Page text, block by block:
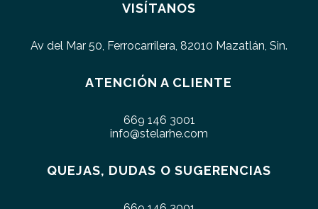
VISÍTANOS
Av del Mar 50, Ferrocarrilera, 82010 Mazatlán, Sin.
ATENCIÓN A CLIENTE
669 146 3001
info@stelarhe.com
QUEJAS, DUDAS O SUGERENCIAS